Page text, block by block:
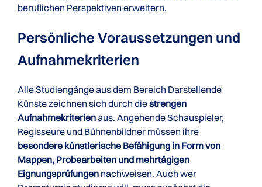
beruflichen Perspektiven erweitern.
Persönliche Voraussetzungen und
Aufnahmekriterien
Alle Studiengänge aus dem Bereich Darstellende
Künste zeichnen sich durch diestrengen
Aufnahmekriterienaus. Angehende Schauspieler,
Regisseure und Bühnenbildner müssen ihre
besondere künstlerische Befähigung in Form von
Mappen, Probearbeiten und mehrtägigen
Eignungsprüfungen nachweisen. Auch wer